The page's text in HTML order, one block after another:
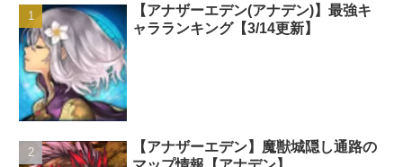
【アナザーエデン(アナデン)】最強キ
ャラランキング【3/14更新】
【アナザーエデン】魔獣城隠し通路の